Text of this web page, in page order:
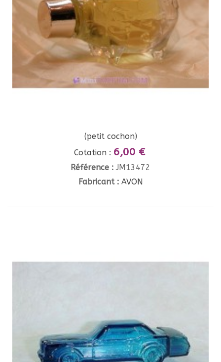
(petit cochon)
Cotation : 6,00 €
Référence : JM13472
Fabricant : AVON